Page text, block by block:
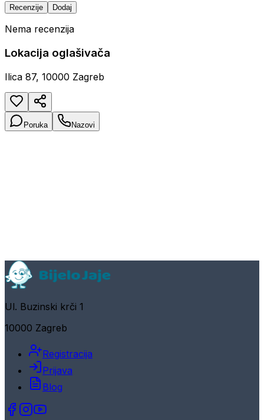
Recenzije Dodaj
Nema recenzija
Lokacija oglašivača
Ilica 87, 10000 Zagreb
Poruka Nazovi
Ul. Buzinski krči 1
10000 Zagreb
Registracija
Prijava
Blog